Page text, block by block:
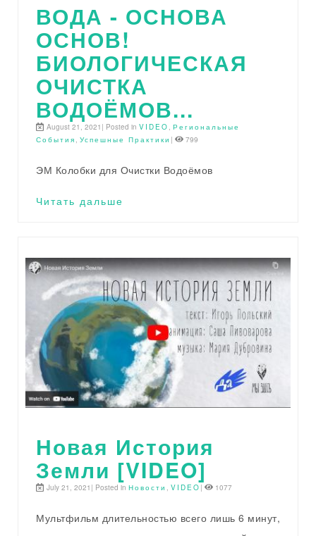
ВОДА - ОСНОВА
ОСНОВ!
БИОЛОГИЧЕСКАЯ
ОЧИСТКА
ВОДОЁМОВ...
August 21, 2021| Posted in VIDEO , Региональные
События , Успешные Практики | 799
ЭМ Колобки для Очистки Водоёмов
Читать дальше
Новая История
Земли [VIDEO]
July 21, 2021| Posted in Новости , VIDEO | 1077
Мультфильм длительностью всего лишь 6 минут,